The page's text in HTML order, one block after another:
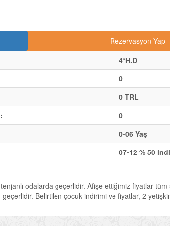
Rezervasyon Yap
4*H.D
0
0 TRL
0
0-06 Yaş
07-12 % 50
odalarda geçerlidir. Afişe ettiğimiz fiyatlar
Belirtilen çocuk indirimi ve fiyatlar, 2